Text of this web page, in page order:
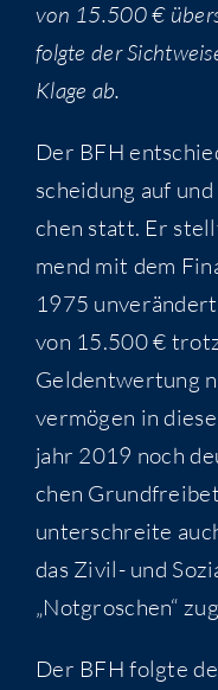
von 15.500 €
folg­te der
Kla­ge ab.
Der BFH
schei­dung auf
chen statt. Er
mend mit dem
1975
von 15.500 €
Geld­ent­wer­tung
ver­mö­gen in
jahr 2019 noch
chen
unter­schrei­te
das Zivil- und
„Not­gro­schen“
Der BFH folg­te